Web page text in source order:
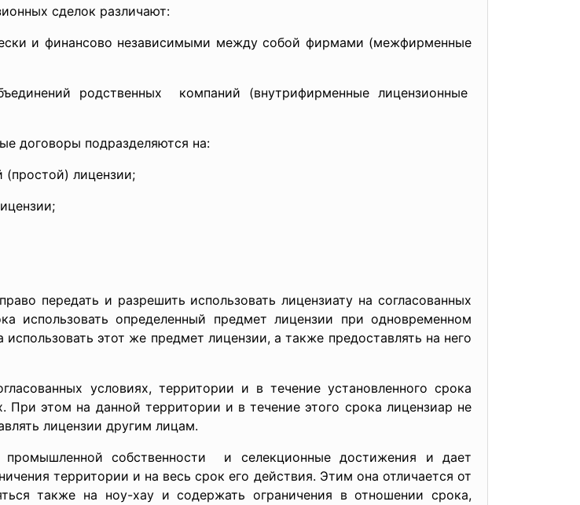
сделок различают:
и финансово независимыми между собой фирмами (межфирменные
родственных компаний (внутрифирменные лицензионные
договоры подразделяются на:
(простой) лицензии;
передать и разрешить использовать лицензиату на согласованных
использовать определенный предмет лицензии при одновременном
этот же предмет лицензии, а также предоставлять на него
условиях, территории и в течение установленного срока
При этом на данной территории и в течение этого срока лицензиар не
лицензии другим лицам.
собственности и селекционные достижения и дает
территории и на весь срок его действия. Этим она отличается от
также на ноу-хау и содержать ограничения в отношении срока,